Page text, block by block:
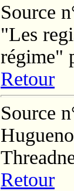
Source
"Les
régime"
Retour
Source
Retour